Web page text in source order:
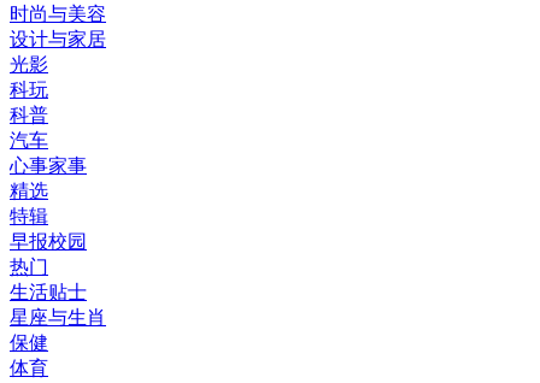
时尚与美容
设计与家居
光影
科玩
科普
汽车
心事家事
精选
特辑
早报校园
热门
生活贴士
星座与生肖
保健
体育